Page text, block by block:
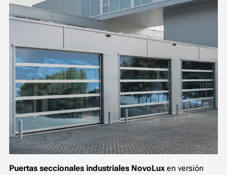
Puertas seccionales industriales NovoLuxen versión